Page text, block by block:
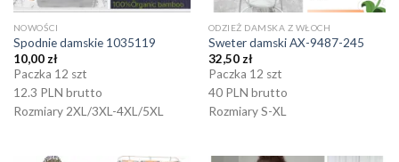
NOWOŚCI
Spodnie damskie 1035119
10,00zł
Paczka 12 szt
12.3 PLN brutto
Rozmiary 2XL/3XL-4XL/5XL
ODZIEŻ DAMSKA Z WŁOCH
Sweter damski AX-9487-245
32,50zł
Paczka 12 szt
40 PLN brutto
Rozmiary S-XL